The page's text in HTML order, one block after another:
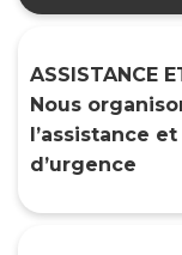
ASSISTANCE
Nous
l’assistance
d’urgence